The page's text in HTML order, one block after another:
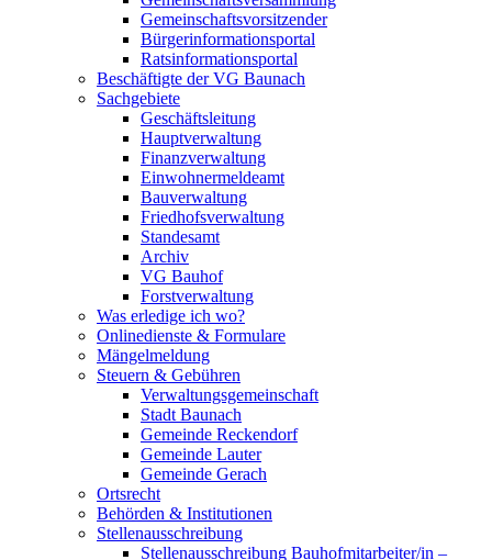
Gemeinschaftsvorsitzender
Bürgerinformationsportal
Ratsinformationsportal
Beschäftigte der VG Baunach
Sachgebiete
Geschäftsleitung
Hauptverwaltung
Finanzverwaltung
Einwohnermeldeamt
Bauverwaltung
Friedhofsverwaltung
Standesamt
Archiv
VG Bauhof
Forstverwaltung
Was erledige ich wo?
Onlinedienste & Formulare
Mängelmeldung
Steuern & Gebühren
Verwaltungsgemeinschaft
Stadt Baunach
Gemeinde Reckendorf
Gemeinde Lauter
Gemeinde Gerach
Ortsrecht
Behörden & Institutionen
Stellenausschreibung
Stellenausschreibung Bauhofmitarbeiter/in –